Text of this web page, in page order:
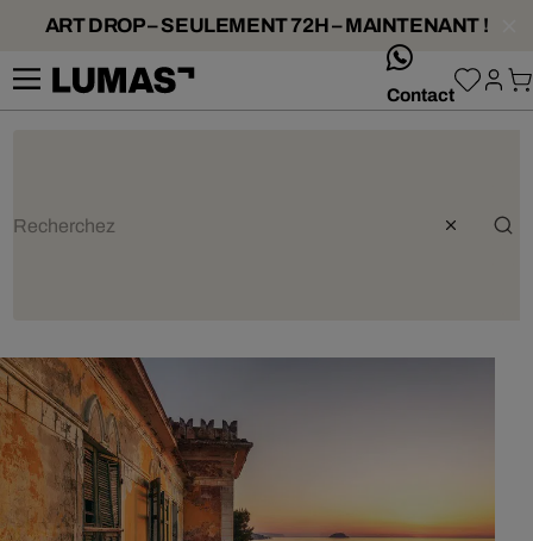
ART DROP – SEULEMENT 72H – MAINTENANT !
Contact